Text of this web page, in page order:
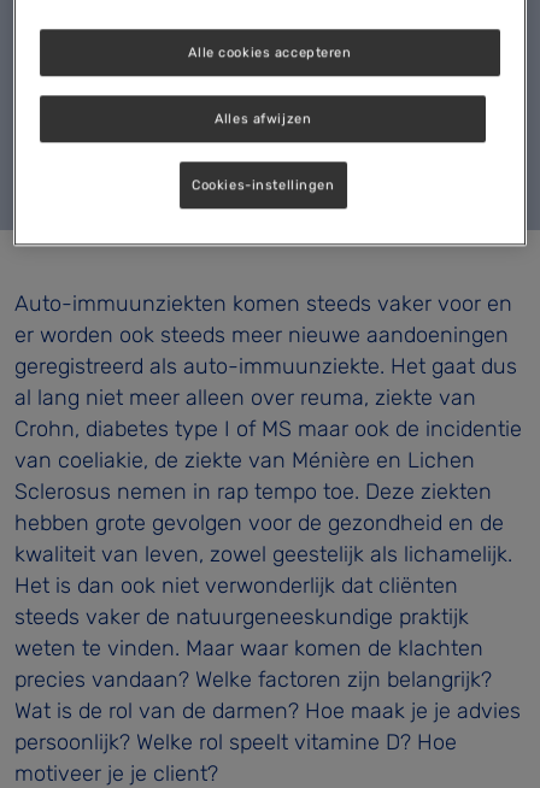
70 minuten
Auto-immuunziekten komen steeds vaker voor en
er worden ook steeds meer nieuwe aandoeningen
geregistreerd als auto-immuunziekte. Het gaat dus
al lang niet meer alleen over reuma, ziekte van
Crohn, diabetes type I of MS maar ook de incidentie
van coeliakie, de ziekte van Ménière en Lichen
Sclerosus nemen in rap tempo toe. Deze ziekten
hebben grote gevolgen voor de gezondheid en de
kwaliteit van leven, zowel geestelijk als lichamelijk.
Het is dan ook niet verwonderlijk dat cliënten
steeds vaker de natuurgeneeskundige praktijk
weten te vinden. Maar waar komen de klachten
precies vandaan? Welke factoren zijn belangrijk?
Wat is de rol van de darmen? Hoe maak je je advies
persoonlijk? Welke rol speelt vitamine D? Hoe
motiveer je je client?
Alles afwijzen
Alle cookies accepteren
Cookies-instellingen